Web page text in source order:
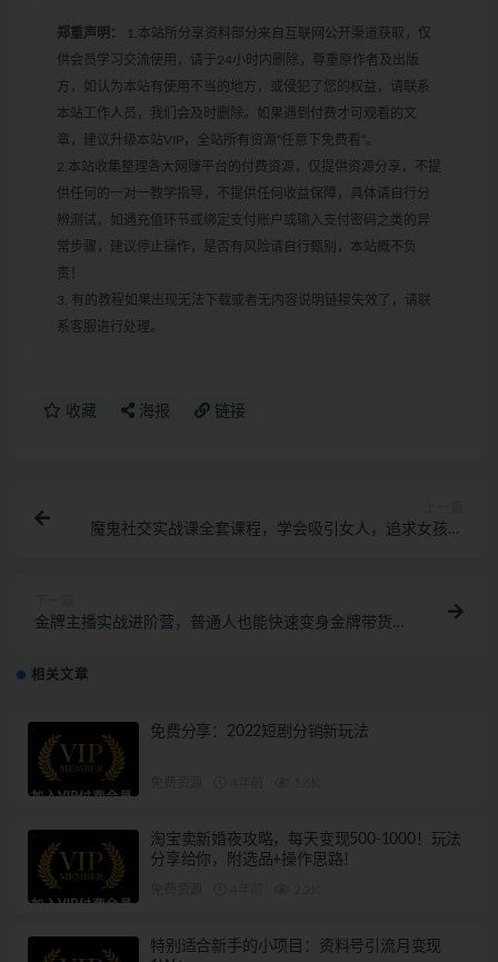
郑重声明：
1.本站所分享资料部分来自互联网公开渠道获取，仅
供会员学习交流使用，请于24小时内删除，尊重原作者及出版
方，如认为本站有使用不当的地方，或侵犯了您的权益，请联系
本站工作人员，我们会及时删除。如果遇到付费才可观看的文
章，建议升级本站VIP，全站所有资源“任意下免费看”。
2.本站收集整理各大网赚平台的付费资源，仅提供资源分享，不提
供任何的一对一教学指导，不提供任何收益保障，具体请自行分
辨测试，如遇充值环节或绑定支付账户或输入支付密码之类的异
常步骤，建议停止操作，是否有风险请自行甄别，本站概不负
责！
3. 有的教程如果出现无法下载或者无内容说明链接失效了，请联
系客服进行处理。
收藏 海报 链接
魔鬼社交实战课全套课程，学会吸引女人，追求女孩的
金牌主播实战进阶营，普通人也能快速变身金牌带货主
相关文章
免费分享：2022短剧分销新玩法
淘宝卖新婚夜攻略，每天变现500-1000！玩法
分享给你，附选品+操作思路！
特别适合新手的小项目：资料号引流月变现